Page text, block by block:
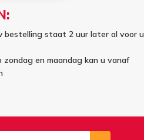
bestelling staat 2 uur later al voor u
zondag en maandag kan u vanaf